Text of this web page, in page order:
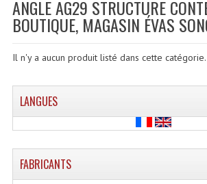
Location De Matériel
Le Matériel D´occasion
Recherche Avancée
ANGLE AG29 STRUCTURE
BOUTIQUE, MAGASIN ÉVAS
Il n'y a aucun produit listé dans cette catégorie.
LANGUES
FABRICANTS